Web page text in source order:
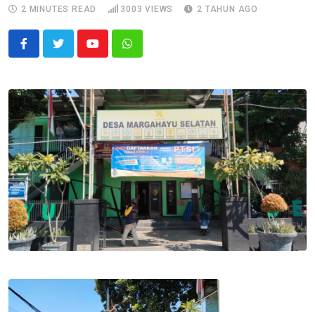
2 MINUTES READ
3003 VIEWS 2 TAHUN AGO
YoutubeWhatsapp